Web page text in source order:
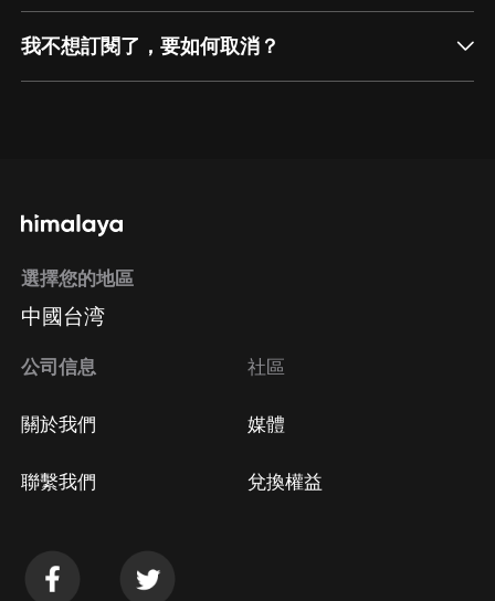
我不想訂閱了，要如何取消？
方法 Google Play取消訂閱方法
選擇您的地區
中國台湾
公司信息
關於我們
聯繫我們
社區
媒體
兌換權益